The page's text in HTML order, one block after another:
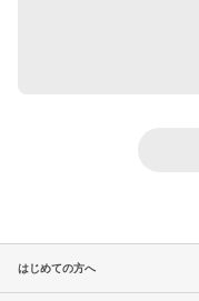
はじめての方へ